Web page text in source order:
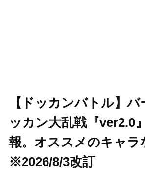
【ドッカンバトル】
ッカン大乱戦『ver2.0
報。オススメのキャ
※2026/8/3改訂